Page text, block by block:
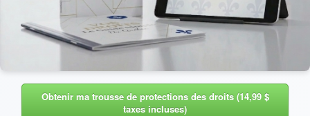
Obtenir ma trousse de protections des droits (14,99 $
taxes incluses)